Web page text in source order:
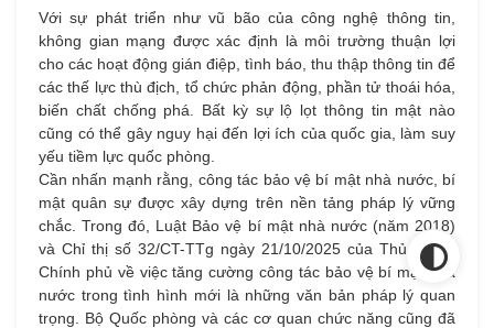
Với sự phát triển như vũ bão của công nghệ thông tin,
không gian mạng được xác định là môi trường thuận lợi
cho các hoạt động gián điệp, tình báo, thu thập thông tin để
các thế lực thù địch, tổ chức phản động, phần tử thoái hóa,
biến chất chống phá. Bất kỳ sự lộ lọt thông tin mật nào
cũng có thể gây nguy hại đến lợi ích của quốc gia, làm suy
yếu tiềm lực quốc phòng.
Cần nhấn mạnh rằng, công tác bảo vệ bí mật nhà nước, bí
mật quân sự được xây dựng trên nền tảng pháp lý vững
chắc. Trong đó, Luật Bảo vệ bí mật nhà nước (năm 2018)
và Chỉ thị số 32/CT-TTg ngày 21/10/2025 của Thủ tướng
Chính phủ về việc tăng cường công tác bảo vệ bí mật nhà
nước trong tình hình mới là những văn bản pháp lý quan
trọng. Bộ Quốc phòng và các cơ quan chức năng cũng đã